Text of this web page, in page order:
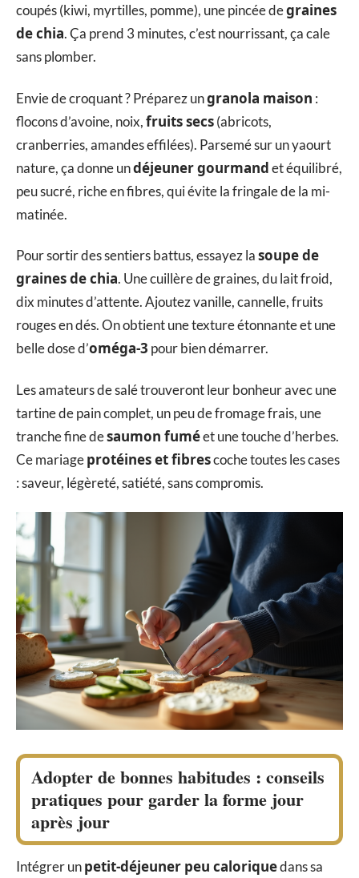
coupés (kiwi, myrtilles, pomme), une pincée degraines
de chia. Ça prend 3 minutes, c’est nourrissant, ça cale
sans plomber.
Envie de croquant ? Préparez ungranola maison :
flocons d’avoine, noix,fruits secs(abricots,
cranberries, amandes effilées). Parsemé sur un yaourt
nature, ça donne undéjeuner gourmandet équilibré,
peu sucré, riche en fibres, qui évite la fringale de la mi-
matinée.
Pour sortir des sentiers battus, essayez lasoupe de
graines de chia. Une cuillère de graines, du lait froid,
dix minutes d’attente. Ajoutez vanille, cannelle, fruits
rouges en dés. On obtient une texture étonnante et une
belle dose d’oméga-3 pour bien démarrer.
Les amateurs de salé trouveront leur bonheur avec une
tartine de pain complet, un peu de fromage frais, une
tranche fine desaumon fuméet une touche d’herbes.
Ce mariageprotéines et fibrescoche toutes les cases
: saveur, légèreté, satiété, sans compromis.
Adopter de bonnes habitudes : conseils
pratiques pour garder la forme jour
après jour
Intégrer unpetit-déjeuner peu caloriquedans sa